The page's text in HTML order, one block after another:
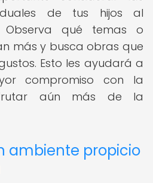
de tus hijos al
Observa qué temas o
más y busca obras que
Esto les ayudará a
compromiso con la
aún más de la
ambiente propicio